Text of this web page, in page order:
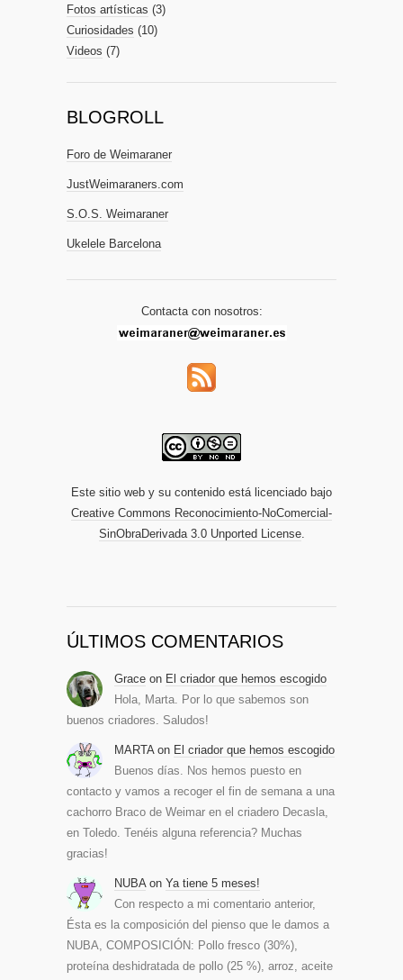
Fotos artísticas (3)
Curiosidades (10)
Videos (7)
BLOGROLL
Foro de Weimaraner
JustWeimaraners.com
S.O.S. Weimaraner
Ukelele Barcelona
Contacta con nosotros:
Este sitio web y su contenido está licenciado bajo
Creative Commons Reconocimiento-NoComercial-
SinObraDerivada 3.0 Unported License.
ÚLTIMOS COMENTARIOS
Grace on El criador que hemos escogido
Hola, Marta. Por lo que sabemos son
buenos criadores. Saludos!
MARTA on El criador que hemos escogido
Buenos días. Nos hemos puesto en
contacto y vamos a recoger el fin de semana a una
cachorro Braco de Weimar en el criadero Decasla,
en Toledo. Tenéis alguna referencia? Muchas
gracias!
NUBA on Ya tiene 5 meses!
Con respecto a mi comentario anterior,
Ésta es la composición del pienso que le damos a
NUBA, COMPOSICIÓN: Pollo fresco (30%),
proteína deshidratada de pollo (25 %), arroz, aceite